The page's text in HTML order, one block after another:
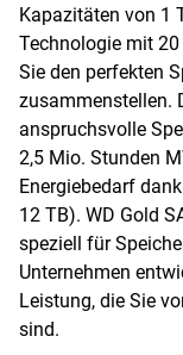
Kapazitäten von 1
Technologie mit
Sie den perfekten
zusammenstellen.
anspruchsvolle
2,5 Mio. Stunden
Energiebedarf
12 TB). WD Gold
speziell für
Unternehmen
Leistung, die Sie
sind.